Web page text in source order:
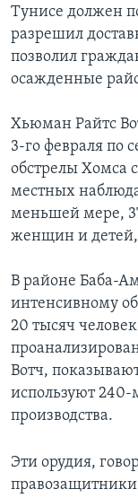
Тунисе должен
разрешил
позволил
осажденные
Хьюман Райтс
3-го февраля по
обстрелы Хомса
местных
меньшей мере,
женщин и
В районе Баба-
интенсивному
20 тысяч
Вотч,
используют
производства.
Эти орудия,